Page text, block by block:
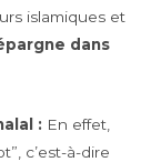
islamiques et
dans
: En effet,
c’est-à-dire